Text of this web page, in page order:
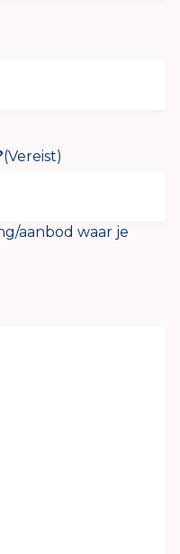
(Vereist)
aanbod waar je